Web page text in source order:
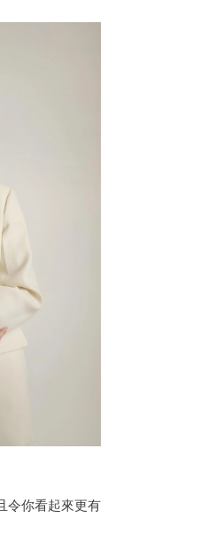
令你看起來更有